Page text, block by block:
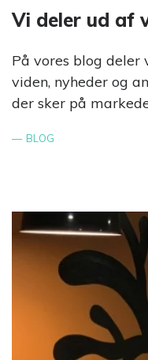
Vi deler ud af
På vores blog
viden, nyheder og
der sker på
BLOG